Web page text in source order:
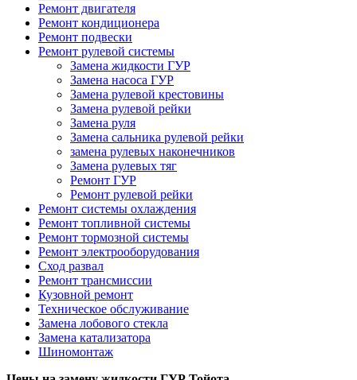
Ремонт двигателя
Ремонт кондиционера
Ремонт подвески
Ремонт рулевой системы
Замена жидкости ГУР
Замена насоса ГУР
Замена рулевой крестовины
Замена рулевой рейки
Замена руля
Замена сальника рулевой рейки
замена рулевых наконечников
Замена рулевых тяг
Ремонт ГУР
Ремонт рулевой рейки
Ремонт системы охлаждения
Ремонт топливной системы
Ремонт тормозной системы
Ремонт электрооборудования
Сход развал
Ремонт трансмиссии
Кузовной ремонт
Техническое обслуживание
Замена лобового стекла
Замена катализатора
Шиномонтаж